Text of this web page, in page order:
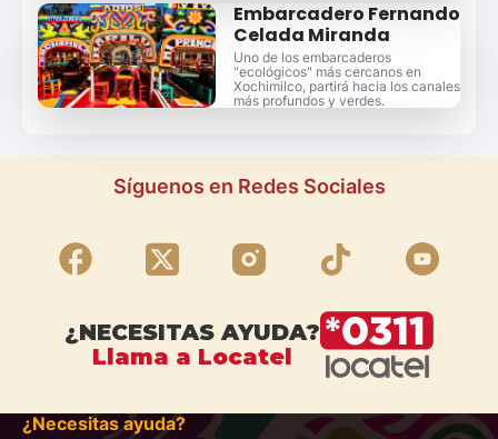
Embarcadero Fernando
Celada Miranda
Uno de los embarcaderos
"ecológicos" más cercanos en
Xochimilco, partirá hacia los canales
más profundos y verdes.
Síguenos en Redes Sociales
¿NECESITAS AYUDA?
Llama a Locatel
¿Necesitas ayuda?